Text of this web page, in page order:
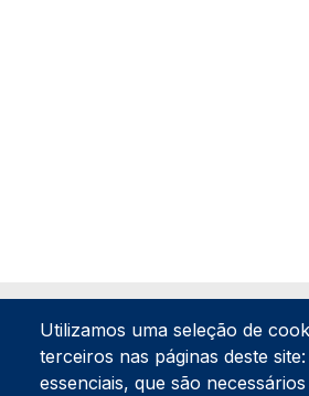
Utilizamos uma seleção de
terceiros nas páginas deste
essenciais, que são